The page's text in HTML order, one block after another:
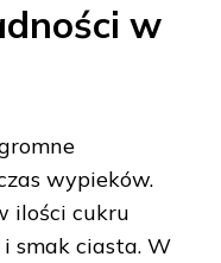
w
wypieków.
ilości cukru
smak ciasta. W